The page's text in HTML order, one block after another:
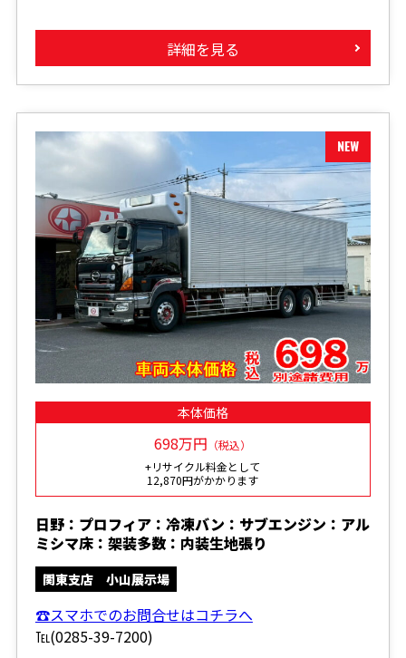
詳細を見る
本体価格
698万円 （税込）
+リサイクル料金として
12,870円がかかります
日野：プロフィア：冷凍バン：サブエンジン：アル
ミシマ床：架装多数：内装生地張り
関東支店 小山展示場
☎スマホでのお問合せはコチラへ
℡(0285-39-7200)